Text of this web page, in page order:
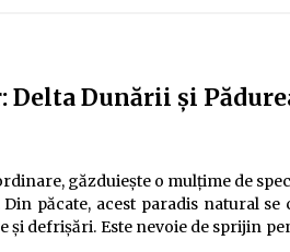
Delta Dunării și
găzduiește o mulțime de
păcate, acest paradis natural
defrișări. Este nevoie de sprijin